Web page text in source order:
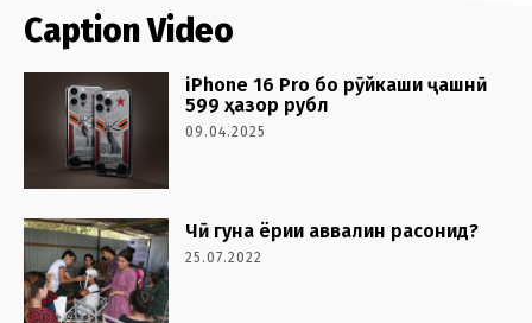
Caption Video
iPhone 16 Pro бо рӯйкаши ҷашнӣ
599 ҳазор рубл
09.04.2025
Чӣ гуна ёрии аввалин расонид?
25.07.2022